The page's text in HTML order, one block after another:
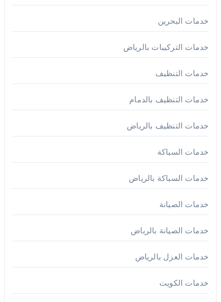
خدمات البحرين
خدمات التركيبات بالرياض
خدمات التنظيف
خدمات التنظيف بالدمام
خدمات التنظيف بالرياض
خدمات السباكة
خدمات السباكة بالرياض
خدمات الصيانة
خدمات الصيانة بالرياض
خدمات العزل بالرياض
خدمات الكويت